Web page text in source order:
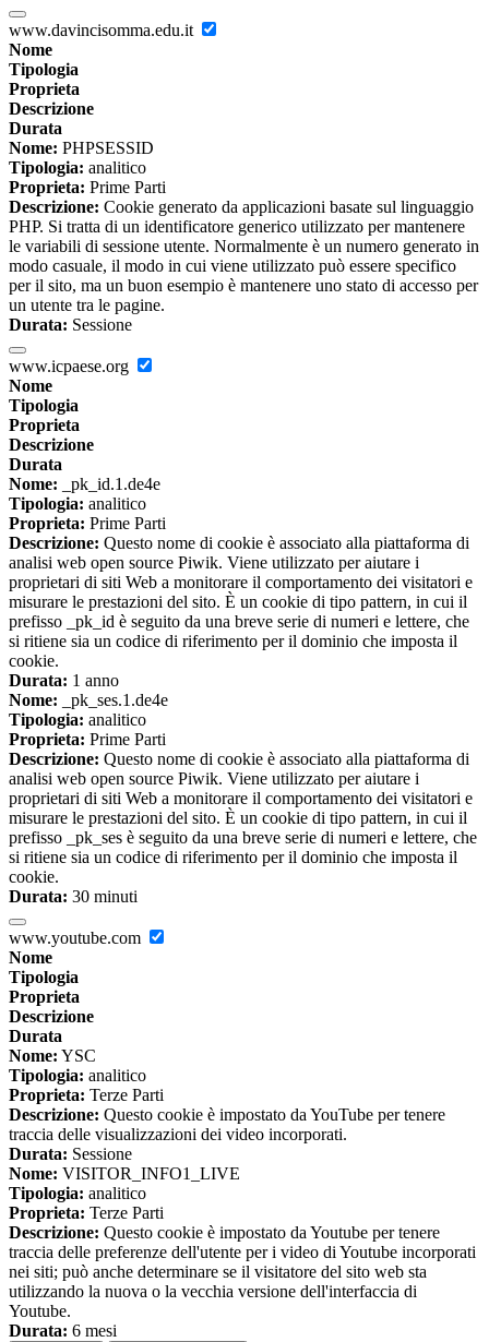
www.davincisomma.edu.it
Nome
Tipologia
Proprieta
Descrizione
Durata
Nome: PHPSESSID
Tipologia: analitico
Proprieta: Prime Parti
Descrizione: Cookie generato da applicazioni basate sul linguaggio
PHP. Si tratta di un identificatore generico utilizzato per mantenere
le variabili di sessione utente. Normalmente è un numero generato in
modo casuale, il modo in cui viene utilizzato può essere specifico
per il sito, ma un buon esempio è mantenere uno stato di accesso per
un utente tra le pagine.
Durata: Sessione
www.icpaese.org
Nome
Tipologia
Proprieta
Descrizione
Durata
Nome: _pk_id.1.de4e
Tipologia: analitico
Proprieta: Prime Parti
Descrizione: Questo nome di cookie è associato alla piattaforma di
analisi web open source Piwik. Viene utilizzato per aiutare i
proprietari di siti Web a monitorare il comportamento dei visitatori e
misurare le prestazioni del sito. È un cookie di tipo pattern, in cui il
prefisso _pk_id è seguito da una breve serie di numeri e lettere, che
si ritiene sia un codice di riferimento per il dominio che imposta il
cookie.
Durata: 1 anno
Nome: _pk_ses.1.de4e
Tipologia: analitico
Proprieta: Prime Parti
Descrizione: Questo nome di cookie è associato alla piattaforma di
analisi web open source Piwik. Viene utilizzato per aiutare i
proprietari di siti Web a monitorare il comportamento dei visitatori e
misurare le prestazioni del sito. È un cookie di tipo pattern, in cui il
prefisso _pk_ses è seguito da una breve serie di numeri e lettere, che
si ritiene sia un codice di riferimento per il dominio che imposta il
cookie.
Durata: 30 minuti
www.youtube.com
Nome
Tipologia
Proprieta
Descrizione
Durata
Nome: YSC
Tipologia: analitico
Proprieta: Terze Parti
Descrizione: Questo cookie è impostato da YouTube per tenere
traccia delle visualizzazioni dei video incorporati.
Durata: Sessione
Nome: VISITOR_INFO1_LIVE
Tipologia: analitico
Proprieta: Terze Parti
Descrizione: Questo cookie è impostato da Youtube per tenere
traccia delle preferenze dell'utente per i video di Youtube incorporati
nei siti; può anche determinare se il visitatore del sito web sta
utilizzando la nuova o la vecchia versione dell'interfaccia di
Youtube.
Durata: 6 mesi